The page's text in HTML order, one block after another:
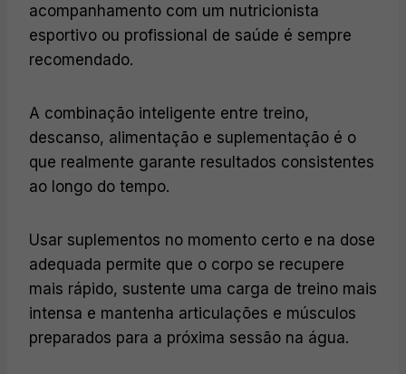
acompanhamento com um nutricionista
esportivo ou profissional de saúde é sempre
recomendado.
A combinação inteligente entre treino,
descanso, alimentação e suplementação é o
que realmente garante resultados consistentes
ao longo do tempo.
Usar suplementos no momento certo e na dose
adequada permite que o corpo se recupere
mais rápido, sustente uma carga de treino mais
intensa e mantenha articulações e músculos
preparados para a próxima sessão na água.